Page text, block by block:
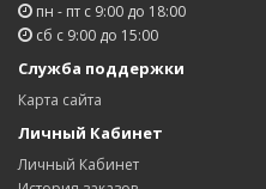
пн - пт с 9:00 до 18:00
сб с 9:00 до 15:00
Служба поддержки
Карта сайта
Личный Кабинет
Личный Кабинет